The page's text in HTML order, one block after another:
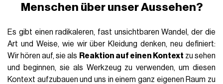
Menschen über unser Aussehen?
Es gibt einen radikaleren, fast unsichtbaren Wandel, der die
Art und Weise, wie wir über Kleidung denken, neu definiert:
Wir hören auf, sie als Reaktion auf einen Kontext zu sehen
und beginnen, sie als Werkzeug zu verwenden, um diesen
Kontext aufzubauen und uns in einem ganz eigenen Raum zu